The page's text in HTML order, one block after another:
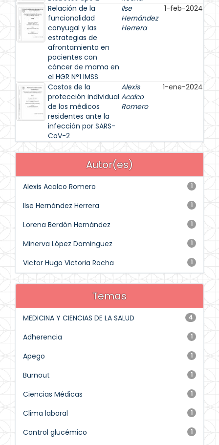
Relación de la
funcionalidad
conyugal y las
estrategias de
afrontamiento en
pacientes con
cáncer de mama en
el HGR N°1 IMSS
Ilse
Hernández
Herrera
1-feb-2024
Costos de la
protección individual
de los médicos
residentes ante la
infección por SARS-
CoV-2
Alexis
Acalco
Romero
1-ene-2024
Autor(es)
1
Alexis Acalco Romero
1
Ilse Hernández Herrera
1
Lorena Berdón Hernández
1
Minerva López Dominguez
1
Victor Hugo Victoria Rocha
Temas
4
MEDICINA Y CIENCIAS DE LA SALUD
1
Adherencia
1
Apego
1
Burnout
1
Ciencias Médicas
1
Clima laboral
1
Control glucémico